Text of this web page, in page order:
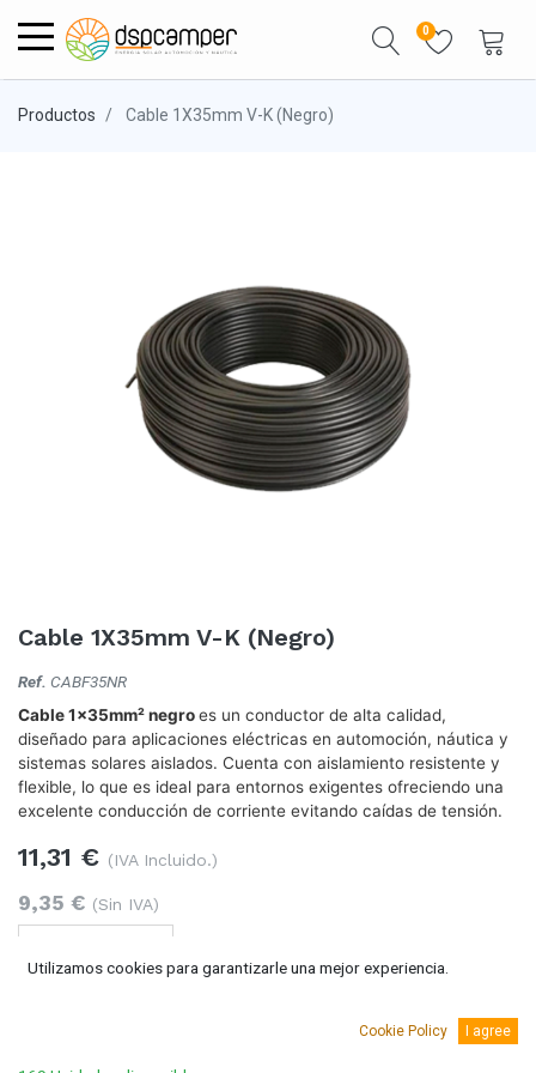
0
Productos Cable 1X35mm V-K (Negro)
Cable 1X35mm V-K (Negro)
Ref. CABF35NR
Cable 1x35mm² negroes un conductor de alta calidad,
diseñado para aplicaciones eléctricas en automoción, náutica y
sistemas solares aislados. Cuenta con aislamiento resistente y
flexible, lo que es ideal para entornos exigentes ofreciendo una
excelente conducción de corriente evitando caídas de tensión.
11,31 € (IVA Incluido.)
9,35 € (Sin IVA)
Utilizamos cookies para garantizarle una mejor experiencia.
Cookie Policy I agree